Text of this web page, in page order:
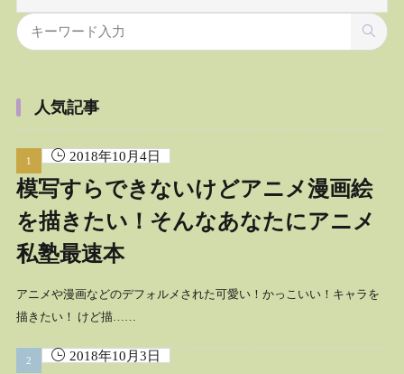
人気記事
2018年10月4日
模写すらできないけどアニメ漫画絵
を描きたい！そんなあなたにアニメ
私塾最速本
アニメや漫画などのデフォルメされた可愛い！かっこいい！キャラを
描きたい！ けど描……
2018年10月3日